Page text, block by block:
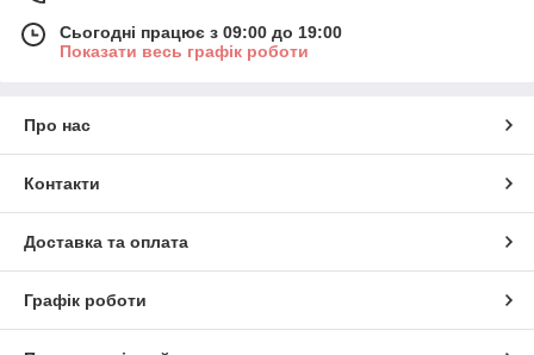
Сьогодні працює з 09:00 до 19:00
Показати весь графік роботи
Про нас
Контакти
Доставка та оплата
Графік роботи